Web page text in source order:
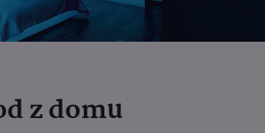
z domu